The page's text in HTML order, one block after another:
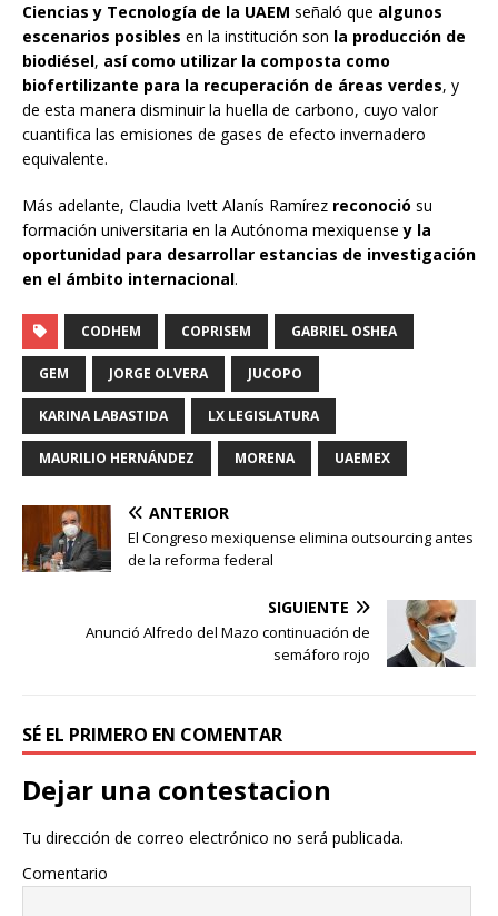
Ciencias y Tecnología de la UAEM señaló que algunos
escenarios posibles en la institución son la producción de
biodiésel, así como utilizar la composta como
biofertilizante para la recuperación de áreas verdes, y
de esta manera disminuir la huella de carbono, cuyo valor
cuantifica las emisiones de gases de efecto invernadero
equivalente.
Más adelante, Claudia Ivett Alanís Ramírez reconoció su
formación universitaria en la Autónoma mexiquensey la
oportunidad para desarrollar estancias de investigación
en el ámbito internacional.
CODHEM COPRISEM GABRIEL OSHEA
GEM JORGE OLVERA JUCOPO
KARINA LABASTIDA LX LEGISLATURA
MAURILIO HERNÁNDEZ MORENA UAEMEX
ANTERIOR
El Congreso mexiquense elimina outsourcing antes
de la reforma federal
SIGUIENTE
Anunció Alfredo del Mazo continuación de
semáforo rojo
SÉ EL PRIMERO EN COMENTAR
Dejar una contestacion
Tu dirección de correo electrónico no será publicada.
Comentario